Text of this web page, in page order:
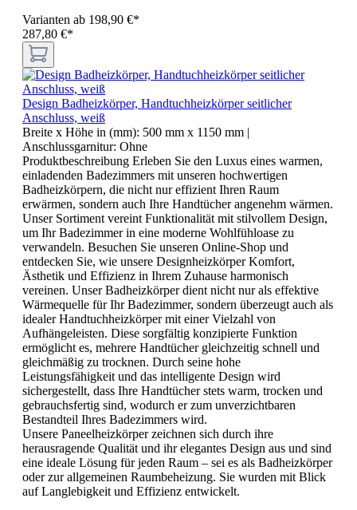
Varianten ab 198,90 €*
287,80 €*
Design Badheizkörper, Handtuchheizkörper seitlicher
Anschluss, weiß
Breite x Höhe in (mm): 500 mm x 1150 mm |
Anschlussgarnitur: Ohne
Produktbeschreibung Erleben Sie den Luxus eines warmen,
einladenden Badezimmers mit unseren hochwertigen
Badheizkörpern, die nicht nur effizient Ihren Raum
erwärmen, sondern auch Ihre Handtücher angenehm wärmen.
Unser Sortiment vereint Funktionalität mit stilvollem Design,
um Ihr Badezimmer in eine moderne Wohlfühloase zu
verwandeln. Besuchen Sie unseren Online-Shop und
entdecken Sie, wie unsere Designheizkörper Komfort,
Ästhetik und Effizienz in Ihrem Zuhause harmonisch
vereinen. Unser Badheizkörper dient nicht nur als effektive
Wärmequelle für Ihr Badezimmer, sondern überzeugt auch als
idealer Handtuchheizkörper mit einer Vielzahl von
Aufhängeleisten. Diese sorgfältig konzipierte Funktion
ermöglicht es, mehrere Handtücher gleichzeitig schnell und
gleichmäßig zu trocknen. Durch seine hohe
Leistungsfähigkeit und das intelligente Design wird
sichergestellt, dass Ihre Handtücher stets warm, trocken und
gebrauchsfertig sind, wodurch er zum unverzichtbaren
Bestandteil Ihres Badezimmers wird.
Unsere Paneelheizkörper zeichnen sich durch ihre
herausragende Qualität und ihr elegantes Design aus und sind
eine ideale Lösung für jeden Raum – sei es als Badheizkörper
oder zur allgemeinen Raumbeheizung. Sie wurden mit Blick
auf Langlebigkeit und Effizienz entwickelt.